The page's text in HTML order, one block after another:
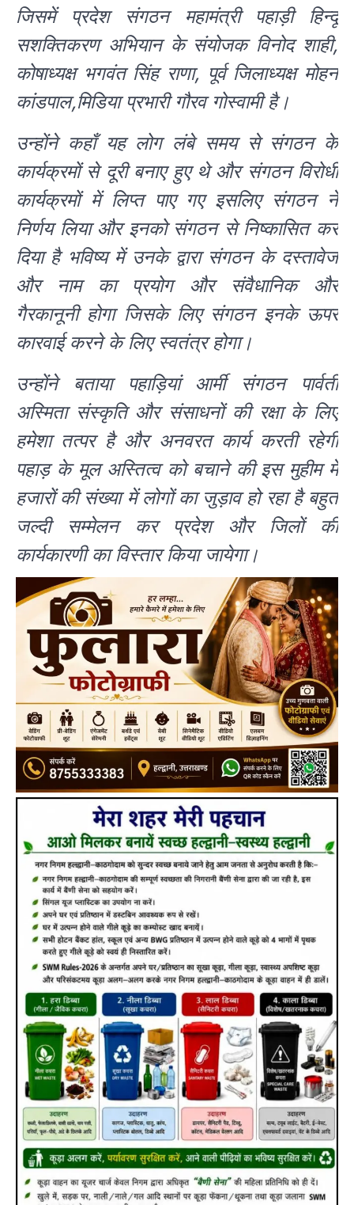
जिसमें प्रदेश संगठन महामंत्री पहाड़ी हिन्दू
सशक्तिकरण अभियान के संयोजक विनोद शाही,
कोषाध्यक्ष भगवंत सिंह राणा, पूर्व जिलाध्यक्ष मोहन
कांडपाल,मिडिया प्रभारी गौरव गोस्वामी है।
उन्होंने कहाँ यह लोग लंबे समय से संगठन के
कार्यक्रमों से दूरी बनाए हुए थे और संगठन विरोधी
कार्यक्रमों में लिप्त पाए गए इसलिए संगठन ने
निर्णय लिया और इनको संगठन से निष्कासित कर
दिया है भविष्य में उनके द्वारा संगठन के दस्तावेज
और नाम का प्रयोग और संवैधानिक और
गैरकानूनी होगा जिसके लिए संगठन इनके ऊपर
कारवाई करने के लिए स्वतंत्र होगा।
उन्होंने बताया पहाड़ियां आर्मी संगठन पार्वती
अस्मिता संस्कृति और संसाधनों की रक्षा के लिए
हमेशा तत्पर है और अनवरत कार्य करती रहेगी
पहाड़ के मूल अस्तित्व को बचाने की इस मुहीम में
हजारों की संख्या में लोगों का जुड़ाव हो रहा है बहुत
जल्दी सम्मेलन कर प्रदेश और जिलों की
कार्यकारणी का विस्तार किया जायेगा।